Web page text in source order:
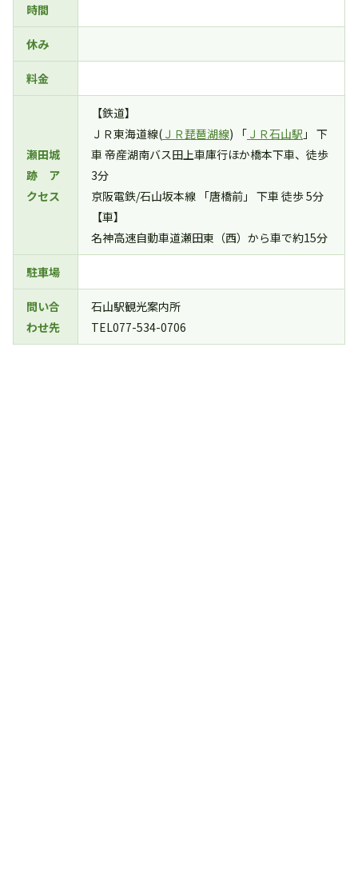
時間
休み
料金
瀬田城
跡 ア
クセス
【鉄道】
ＪＲ東海道線( ＪＲ琵琶湖線) 「 ＪＲ石山駅 」 下
車 帝産湖南バス田上車庫行ほか橋本下車、徒歩
3分
京阪電鉄/石山坂本線 「唐橋前」 下車 徒歩 5分
【車】
名神高速自動車道瀬田東（西）から車で約15分
駐車場
問い合
わせ先
石山駅観光案内所
TEL077-534-0706